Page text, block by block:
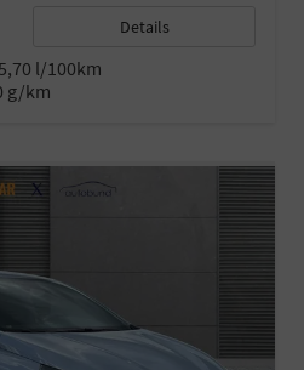
Details
5,70 l/100km
g/km